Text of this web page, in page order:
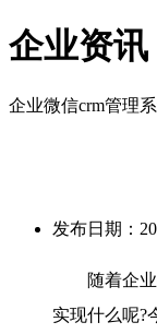
企业资讯
企业微信crm管理
发布日期：
随着企业微
实现什么呢?